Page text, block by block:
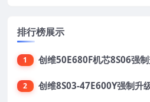
排行榜展示
1 创维50E680F机芯8S06强
2 创维8S03-47E600Y强制升